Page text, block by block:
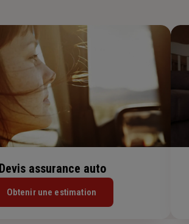
Devis assurance auto
Obtenir une estimation